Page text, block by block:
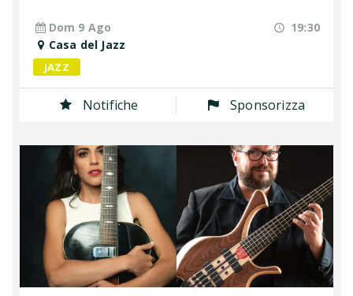
Dom 9 Ago
19:30
Casa del Jazz
JAZZ
Notifiche Sponsorizza